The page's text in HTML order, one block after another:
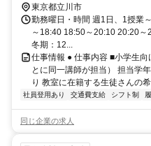
東京都立川市
勤務曜日・時間 週1日、1授業
～18:40 18:50～20:10 20:20
冬期：12...
仕事情報 ● 仕事内容 ■小学生
とに同一講師が担当） 担当学
り 教室に在籍する生徒さんの
社員登用あり 交通費支給 シフト制
同じ企業の求人